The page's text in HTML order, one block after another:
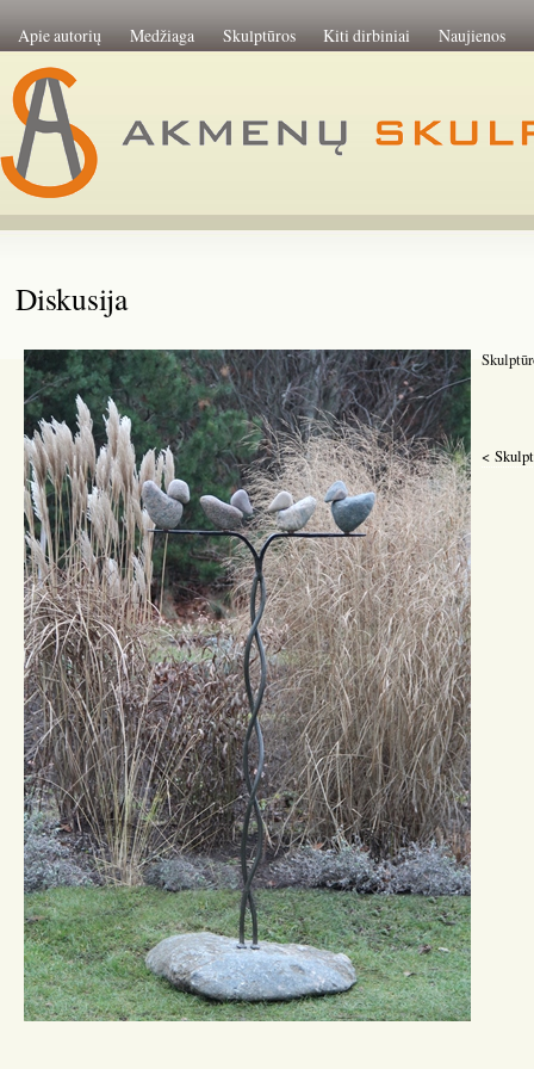
Apie autorių Medžiaga Skulptūros Kiti dirbiniai Naujienos
Diskusija
<